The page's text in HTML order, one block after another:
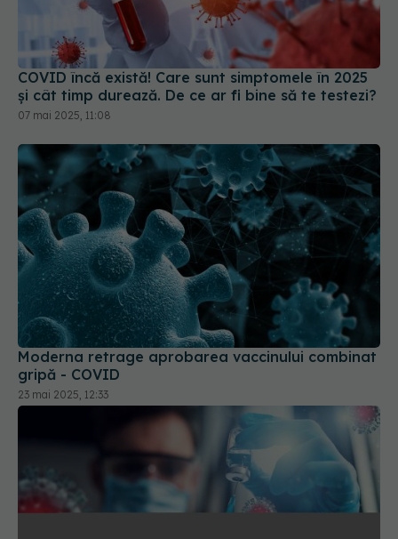
COVID încă există! Care sunt simptomele în 2025
și cât timp durează. De ce ar fi bine să te testezi?
07 mai 2025, 11:08
Moderna retrage aprobarea vaccinului combinat
gripă - COVID
23 mai 2025, 12:33